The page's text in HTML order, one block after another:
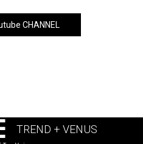
CHANNEL
TREND + VENUS